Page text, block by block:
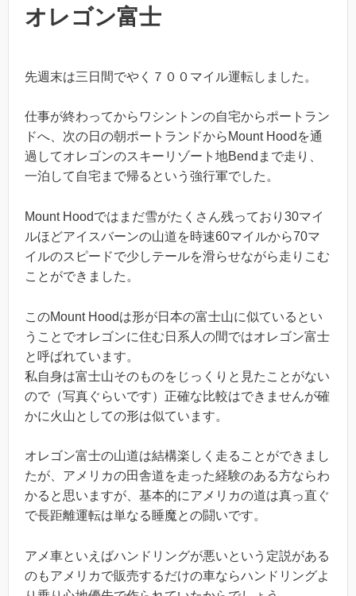
オレゴン富士
先週末は三日間でやく７００マイル運転しました。
仕事が終わってからワシントンの自宅からポートラン
ドへ、次の日の朝ポートランドからMount Hoodを通
過してオレゴンのスキーリゾート地Bendまで走り、
一泊して自宅まで帰るという強行軍でした。
Mount Hoodではまだ雪がたくさん残っており30マイ
ルほどアイスバーンの山道を時速60マイルから70マ
イルのスピードで少しテールを滑らせながら走りこむ
ことができました。
このMount Hoodは形が日本の富士山に似ているとい
うことでオレゴンに住む日系人の間ではオレゴン富士
と呼ばれています。
私自身は富士山そのものをじっくりと見たことがない
ので（写真ぐらいです）正確な比較はできませんが確
かに火山としての形は似ています。
オレゴン富士の山道は結構楽しく走ることができまし
たが、アメリカの田舎道を走った経験のある方ならわ
かると思いますが、基本的にアメリカの道は真っ直ぐ
で長距離運転は単なる睡魔との闘いです。
アメ車といえばハンドリングが悪いという定説がある
のもアメリカで販売するだけの車ならハンドリングよ